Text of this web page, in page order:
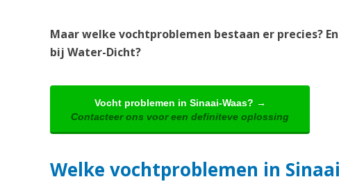
Maar welke vochtproblemen bestaan er precies?
bij Water-Dicht?
Vocht problemen in Sinaai-Waas? →
Contacteer ons voor een definiteve oplossing
Welke vochtproblemen in